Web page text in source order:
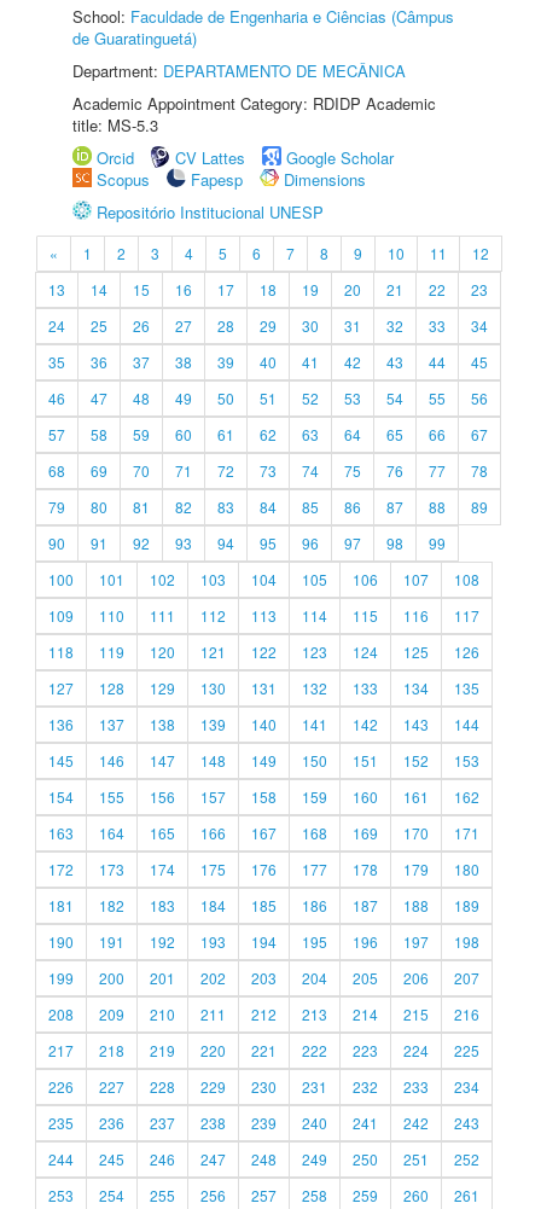
School: Faculdade de Engenharia e Ciências (Câmpus
de Guaratinguetá)
Department: DEPARTAMENTO DE MECÂNICA
Academic Appointment Category: RDIDP Academic
title: MS-5.3
Orcid
CV Lattes
Google Scholar
Scopus
Fapesp
Dimensions
Repositório Institucional UNESP
« 1 2 3 4 5 6 7 8 9 10 11
12
13
14 15 16 17 18 19 20 21 22
23
24
25 26 27 28 29 30 31 32 33
34
35
36 37 38 39 40 41 42 43 44
45
46
47 48 49 50 51 52 53 54 55
56
57
58 59 60 61 62 63 64 65 66
67
68
69 70 71 72 73 74 75 76 77
78
79
80 81 82 83 84 85 86 87 88
89
90
91 92 93 94 95 96 97 98
99
100
101 102 103 104 105 106 107
108
109
110 111 112 113 114 115 116
117
118
119 120 121 122 123 124 125
126
127
128 129 130 131 132 133 134
135
136
137 138 139 140 141 142 143
144
145
146 147 148 149 150 151 152
153
154
155 156 157 158 159 160 161
162
163
164 165 166 167 168 169 170
171
172
173 174 175 176 177 178 179
180
181
182 183 184 185 186 187 188
189
190
191 192 193 194 195 196 197
198
199
200 201 202 203 204 205 206
207
208
209 210 211 212 213 214 215
216
217
218 219 220 221 222 223 224
225
226
227 228 229 230 231 232 233
234
235
236 237 238 239 240 241 242
243
244
245 246 247 248 249 250 251
252
253
254 255 256 257 258 259 260 261